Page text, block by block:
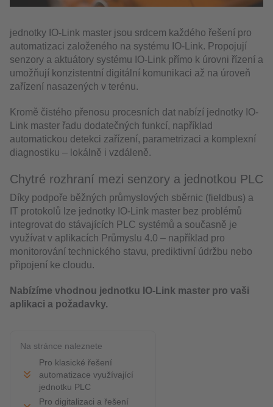
jednotky IO-Link master jsou srdcem každého řešení pro
automatizaci založeného na systému IO-Link. Propojují
senzory a aktuátory systému IO-Link přímo k úrovni řízení a
umožňují konzistentní digitální komunikaci až na úroveň
zařízení nasazených v terénu.
Kromě čistého přenosu procesních dat nabízí jednotky IO-
Link master řadu dodatečných funkcí, například
automatickou detekci zařízení, parametrizaci a komplexní
diagnostiku – lokálně i vzdáleně.
Chytré rozhraní mezi senzory a jednotkou PLC
Díky podpoře běžných průmyslových sběrnic (fieldbus) a
IT protokolů lze jednotky IO-Link master bez problémů
integrovat do stávajících PLC systémů a současně je
využívat v aplikacích Průmyslu 4.0 – například pro
monitorování technického stavu, prediktivní údržbu nebo
připojení ke cloudu.
Nabízíme vhodnou jednotku IO-Link master pro vaši
aplikaci a požadavky.
Na stránce naleznete
Pro klasické řešení
automatizace využívající
jednotku PLC
Pro digitalizaci a řešení